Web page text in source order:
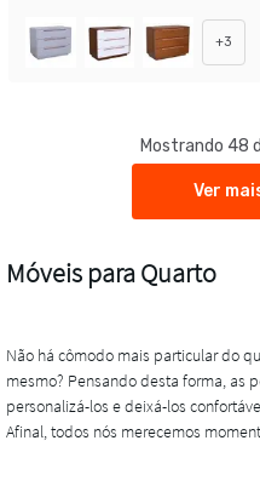
+3
Mostrando 48
Ver